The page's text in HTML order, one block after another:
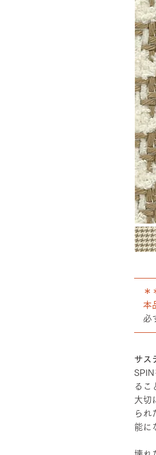
＊
本
必
サス
るこ
大切
られ
能に